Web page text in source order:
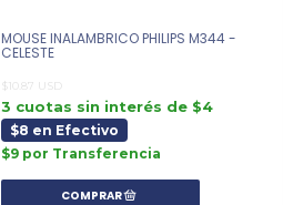
MOUSE INALAMBRICO PHILIPS M344 -
CELESTE
$10.87 USD
3 cuotas sin interés de $4
$8 en Efectivo
$9 por Transferencia